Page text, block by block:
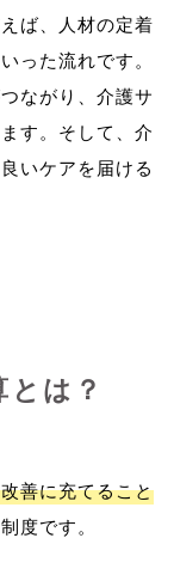
ば、人材の定着
った流れです。
ながり、介護サ
す。そして、介
いケアを届ける
は？
善に充てること
度です。